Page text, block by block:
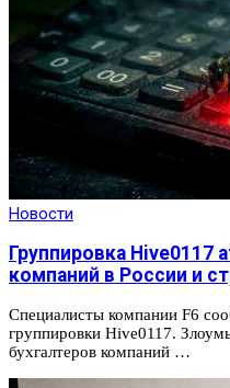
Новости
Группировка Hive0117
компаний в России и
Специалисты компании F6
группировки Hive0117.
бухгалтеров компаний …